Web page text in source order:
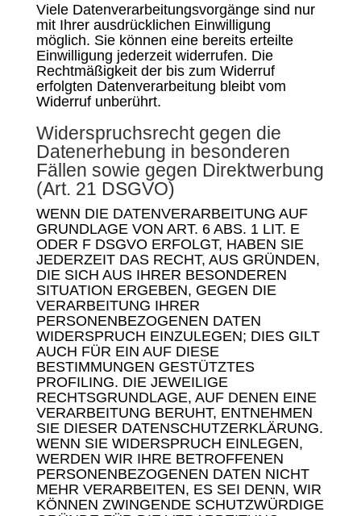
Viele Datenverarbeitungsvorgänge sind nur
mit Ihrer ausdrücklichen Einwilligung
möglich. Sie können eine bereits erteilte
Einwilligung jederzeit widerrufen. Die
Rechtmäßigkeit der bis zum Widerruf
erfolgten Datenverarbeitung bleibt vom
Widerruf unberührt.
Widerspruchsrecht gegen die
Datenerhebung in besonderen
Fällen sowie gegen Direktwerbung
(Art. 21 DSGVO)
WENN DIE DATENVERARBEITUNG AUF
GRUNDLAGE VON ART. 6 ABS. 1 LIT. E
ODER F DSGVO ERFOLGT, HABEN SIE
JEDERZEIT DAS RECHT, AUS GRÜNDEN,
DIE SICH AUS IHRER BESONDEREN
SITUATION ERGEBEN, GEGEN DIE
VERARBEITUNG IHRER
PERSONENBEZOGENEN DATEN
WIDERSPRUCH EINZULEGEN; DIES GILT
AUCH FÜR EIN AUF DIESE
BESTIMMUNGEN GESTÜTZTES
PROFILING. DIE JEWEILIGE
RECHTSGRUNDLAGE, AUF DENEN EINE
VERARBEITUNG BERUHT, ENTNEHMEN
SIE DIESER DATENSCHUTZERKLÄRUNG.
WENN SIE WIDERSPRUCH EINLEGEN,
WERDEN WIR IHRE BETROFFENEN
PERSONENBEZOGENEN DATEN NICHT
MEHR VERARBEITEN, ES SEI DENN, WIR
KÖNNEN ZWINGENDE SCHUTZWÜRDIGE